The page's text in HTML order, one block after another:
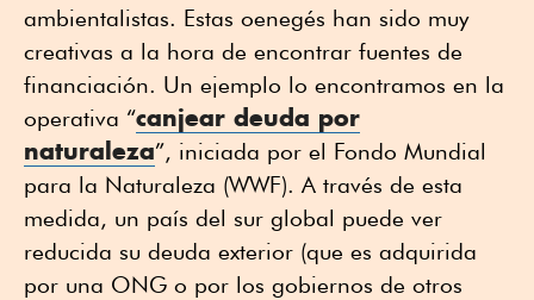
ambientalistas. Estas oenegés han sido muy
creativas a la hora de encontrar fuentes de
financiación. Un ejemplo lo encontramos en la
operativa “canjear deuda por
naturaleza”, iniciada por el Fondo Mundial
para la Naturaleza (WWF). A través de esta
medida, un país del sur global puede ver
reducida su deuda exterior (que es adquirida
por una ONG o por los gobiernos de otros